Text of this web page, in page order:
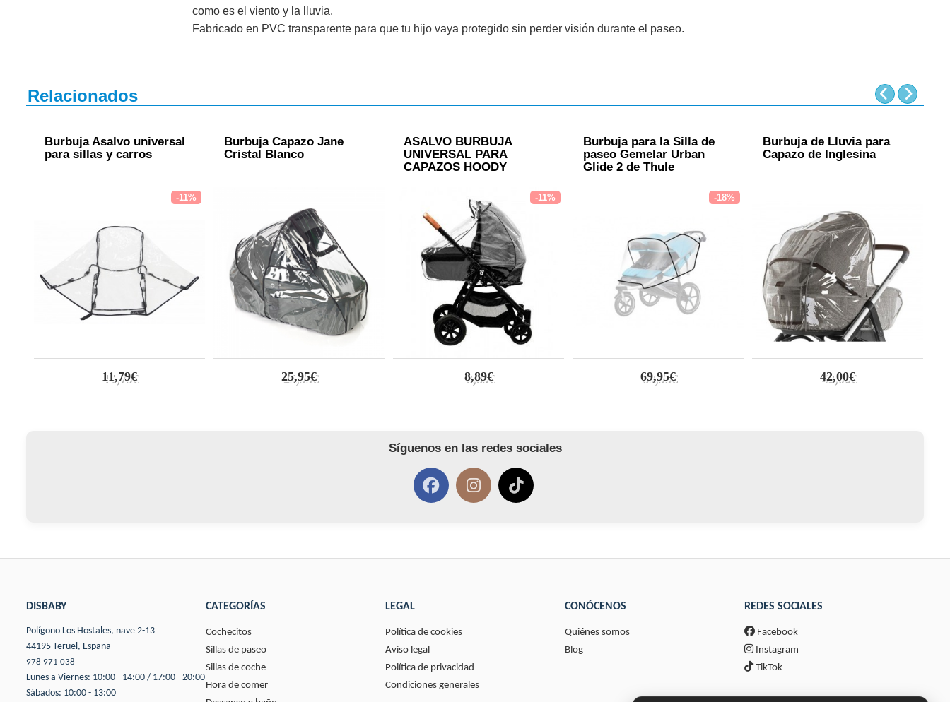
como es el viento y la lluvia.
Fabricado en PVC transparente para que tu hijo vaya protegido sin perder visión durante el paseo.
Relacionados
Burbuja Asalvo universal
para sillas y carros
-11%
11,79€
Burbuja Capazo Jane
Cristal Blanco
25,95€
ASALVO BURBUJA
UNIVERSAL PARA
CAPAZOS HOODY
-11%
8,89€
Burbuja para la Silla de
paseo Gemelar Urban
Glide 2 de Thule
-18%
69,95€
Burbuja de Lluvia para
Capazo de Inglesina
42,00€
Síguenos en las redes sociales
DISBABY
Polígono Los Hostales, nave 2-13
44195 Teruel, España
978 971 038
Lunes a Viernes: 10:00 - 14:00 / 17:00 - 20:00
Sábados: 10:00 - 13:00
CATEGORÍAS
Cochecitos
Sillas de paseo
Sillas de coche
Hora de comer
LEGAL
Política de cookies
Aviso legal
Política de privacidad
Condiciones generales
CONÓCENOS
Quiénes somos
Blog
REDES SOCIALES
Facebook
Instagram
TikTok